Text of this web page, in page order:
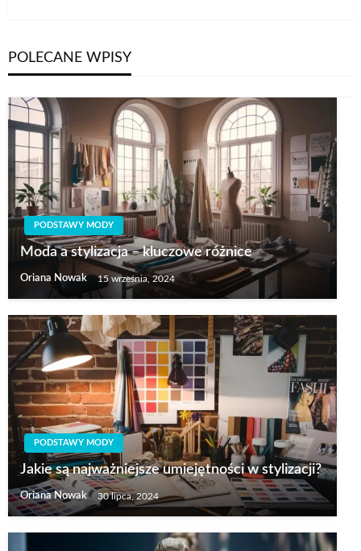
POLECANE WPISY
PODSTAWY MODY
Moda a stylizacja – kluczowe różnice
Oriana Nowak 15 września, 2024
PODSTAWY MODY
Jakie są najważniejsze umiejętności w stylizacji?
Oriana Nowak 30 lipca, 2024